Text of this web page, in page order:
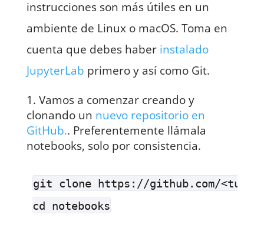
instrucciones son más útiles en un
ambiente de Linux o macOS. Toma en
cuenta que debes haber instalado
JupyterLab primero y así como Git.
Vamos a comenzar creando y
clonando un nuevo repositorio en
GitHub.. Preferentemente llámala
notebooks, solo por consistencia.
git clone https://github.com/<tu-